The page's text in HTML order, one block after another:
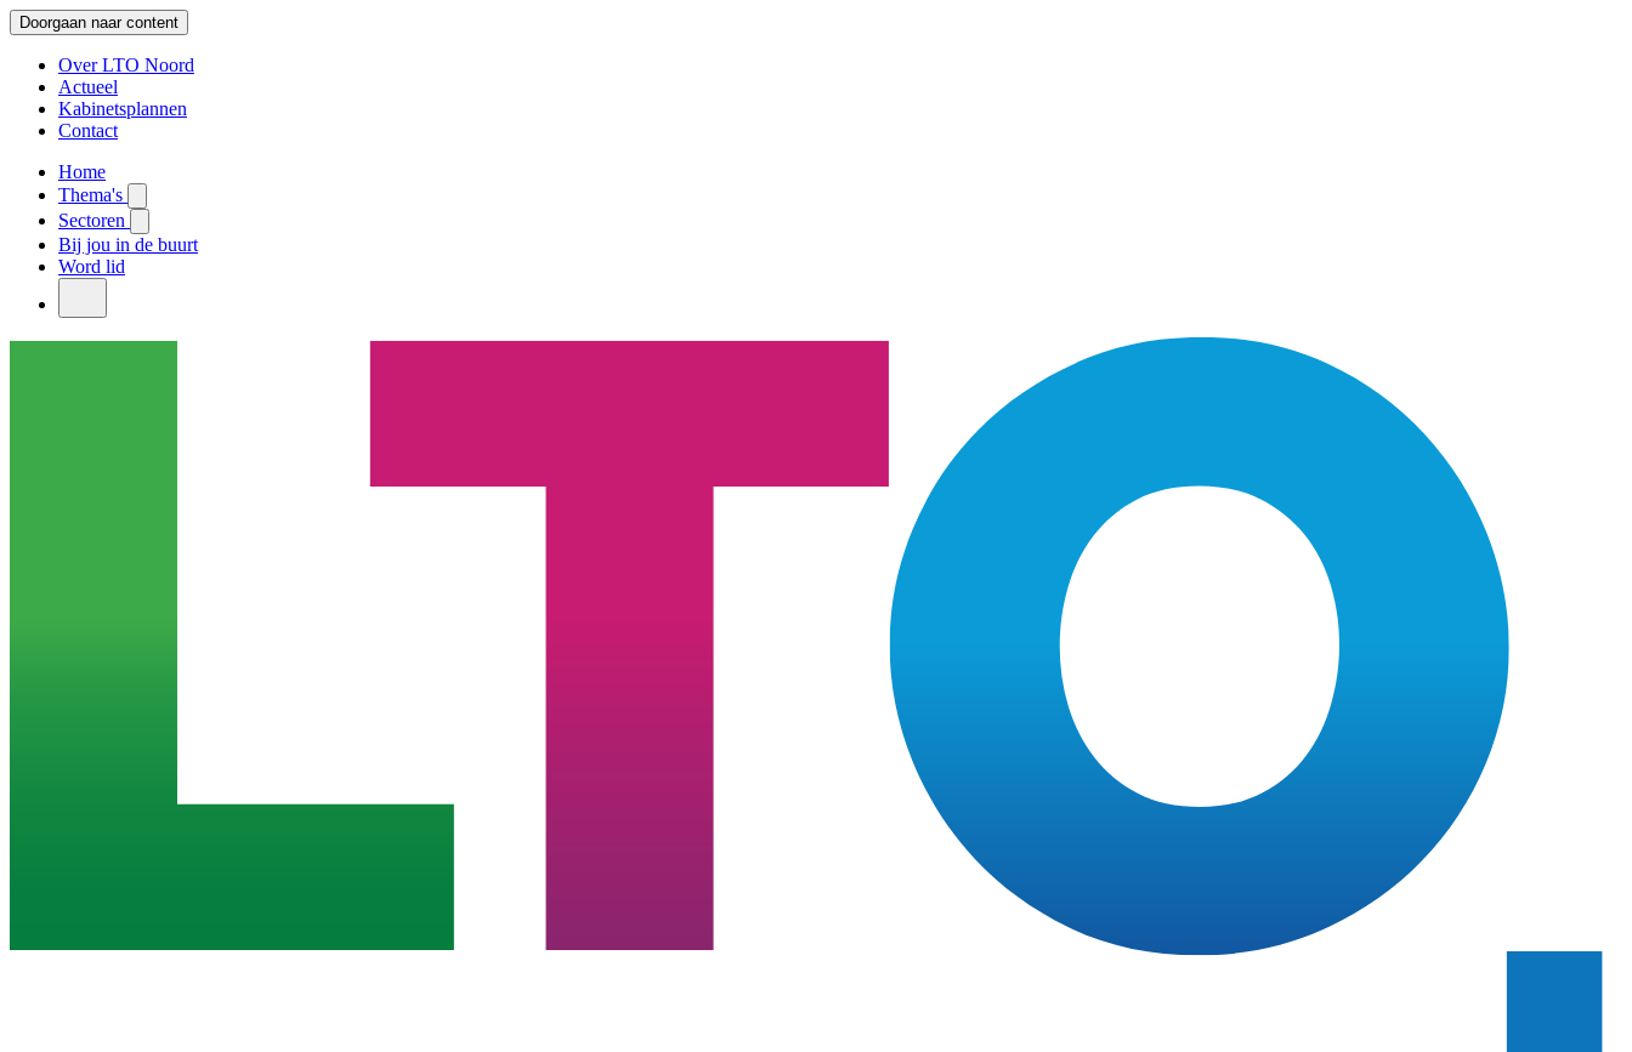
Doorgaan naar content
Over LTO Noord
Actueel
Kabinetsplannen
Contact
Home
Thema's
Sectoren
Bij jou in de buurt
Word lid